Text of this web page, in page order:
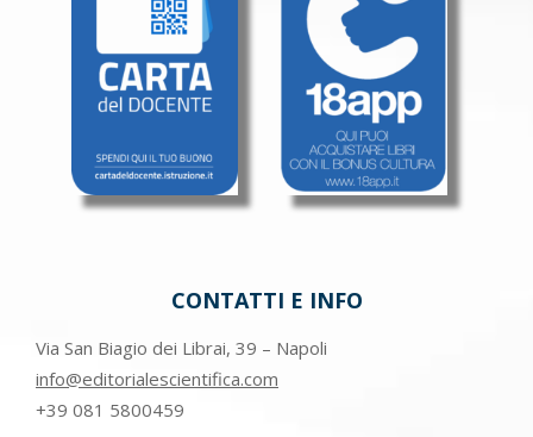
CONTATTI E INFO
Via San Biagio dei Librai, 39 – Napoli
info@editorialescientifica.com
+39 081 5800459